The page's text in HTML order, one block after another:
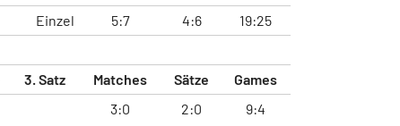
Einzel
5:7 4:6
19:25
3. Satz Matches Sätze Games
3:0 2:0 9:4